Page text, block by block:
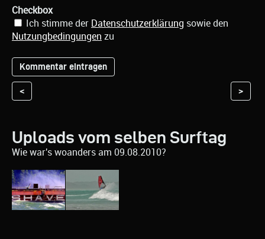
Checkbox
Ich stimme der Datenschutzerklärung sowie den
Nutzungbedingungen zu
< >
Uploads vom selben Surftag
Wie war's woanders am 09.08.2010?